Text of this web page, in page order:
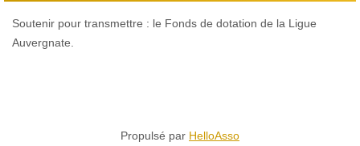
Soutenir pour transmettre : le Fonds de dotation de la Ligue
Auvergnate.
Propulsé par HelloAsso